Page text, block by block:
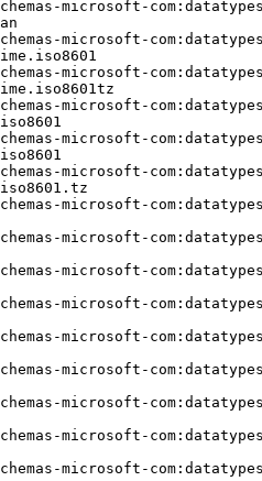
microsoft-
microsoft-
microsoft-
microsoft-
microsoft-
microsoft-
microsoft-
microsoft-
microsoft-
microsoft-
microsoft-
microsoft-
microsoft-
microsoft-
microsoft-